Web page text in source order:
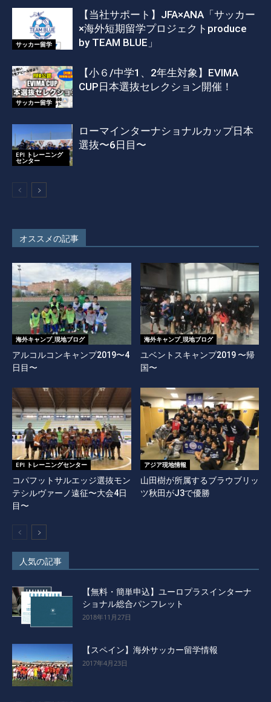
サッカー留学
【当社サポート】JFA×ANA「サッカー
×海外短期留学プロジェクトproduce
by TEAM BLUE」
サッカー留学
【小６/中学1、2年生対象】EVIMA
CUP日本選抜セレクション開催！
EPI トレーニング
センター
ローマインターナショナルカップ日本
選抜〜6日目〜
オススメの記事
海外キャンプ_現地ブログ
アルコルコンキャンプ2019〜4
日目〜
海外キャンプ_現地ブログ
ユベントスキャンプ2019 〜帰
国〜
EPI トレーニングセンター
コパフットサルエッジ選抜モン
テシルヴァーノ遠征〜大会4日
目〜
アジア現地情報
山田樹が所属するブラウブリッ
ツ秋田がJ3で優勝
人気の記事
【無料・簡単申込】ユーロプラスインターナ
ショナル総合パンフレット
2018年11月27日
【スペイン】海外サッカー留学情報
2017年4月23日